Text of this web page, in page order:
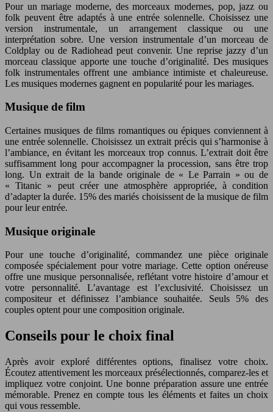
Pour un mariage moderne, des morceaux modernes, pop, jazz ou
folk peuvent être adaptés à une entrée solennelle. Choisissez une
version instrumentale, un arrangement classique ou une
interprétation sobre. Une version instrumentale d’un morceau de
Coldplay ou de Radiohead peut convenir. Une reprise jazzy d’un
morceau classique apporte une touche d’originalité. Des musiques
folk instrumentales offrent une ambiance intimiste et chaleureuse.
Les musiques modernes gagnent en popularité pour les mariages.
Musique de film
Certaines musiques de films romantiques ou épiques conviennent à
une entrée solennelle. Choisissez un extrait précis qui s’harmonise à
l’ambiance, en évitant les morceaux trop connus. L’extrait doit être
suffisamment long pour accompagner la procession, sans être trop
long. Un extrait de la bande originale de « Le Parrain » ou de
« Titanic » peut créer une atmosphère appropriée, à condition
d’adapter la durée. 15% des mariés choisissent de la musique de film
pour leur entrée.
Musique originale
Pour une touche d’originalité, commandez une pièce originale
composée spécialement pour votre mariage. Cette option onéreuse
offre une musique personnalisée, reflétant votre histoire d’amour et
votre personnalité. L’avantage est l’exclusivité. Choisissez un
compositeur et définissez l’ambiance souhaitée. Seuls 5% des
couples optent pour une composition originale.
Conseils pour le choix final
Après avoir exploré différentes options, finalisez votre choix.
Écoutez attentivement les morceaux présélectionnés, comparez-les et
impliquez votre conjoint. Une bonne préparation assure une entrée
mémorable. Prenez en compte tous les éléments et faites un choix
qui vous ressemble.